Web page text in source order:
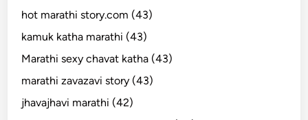
hot marathi story.com (43)
kamuk katha marathi (43)
Marathi sexy chavat katha (43)
marathi zavazavi story (43)
jhavajhavi marathi (42)